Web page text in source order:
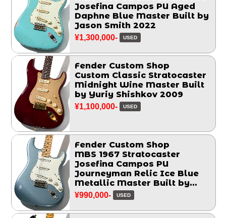
Josefina Campos PU Aged
Daphne Blue Master Built by
Jason Smith 2022
¥1,300,000- USED
Fender Custom Shop
Custom Classic Stratocaster
Midnight Wine Master Built
by Yuriy Shishkov 2009
¥1,100,000- USED
Fender Custom Shop
MBS 1967 Stratocaster
Josefina Campos PU
Journeyman Relic Ice Blue
Metallic Master Built by
Greg Fessler 2017
¥990,000- USED